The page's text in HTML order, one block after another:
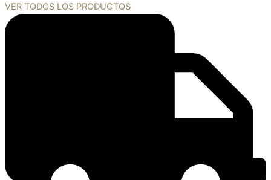
VER TODOS LOS PRODUCTOS